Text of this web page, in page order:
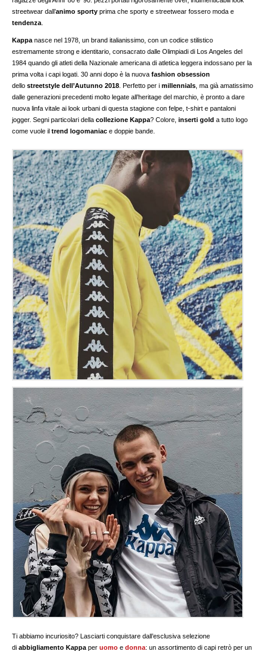
streetwear dall’animo sporty prima che sporty e streetwear fossero moda e
tendenza
Kappa nasce nel 1978, un brand italianissimo, con un codice stilistico
estremamente strong e identitario, consacrato dalle Olimpiadi di Los Angeles del
1984 quando gli atleti della Nazionale americana di atletica leggera indossano per la
prima volta i capi logati. 30 anni dopo è la nuovafashion obsession
dellostreetstyle dell’Autunno 2018 . Perfetto per imillennials , ma già amatissimo
dalle generazioni precedenti molto legate all’heritage del marchio, è pronto a dare
nuova linfa vitale ai look urbani di questa stagione con felpe, t-shirt e pantaloni
jogger. Segni particolari dellacollezione Kappa? Colore,inserti gold a tutto logo
come vuole il trend logomaniac e doppie bande.
Ti abbiamo incuriosito? Lasciarti conquistare dall’esclusiva selezione
di abbigliamento Kappa peruomo edonna: un assortimento di capi retrò per un